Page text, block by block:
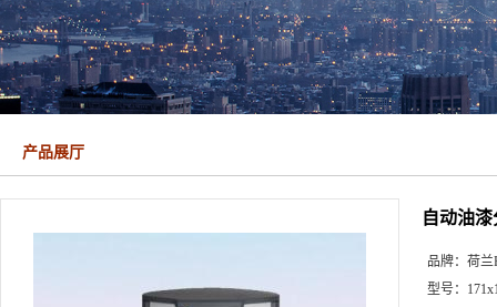
产品展厅
自动油
品牌： 荷兰
型号：